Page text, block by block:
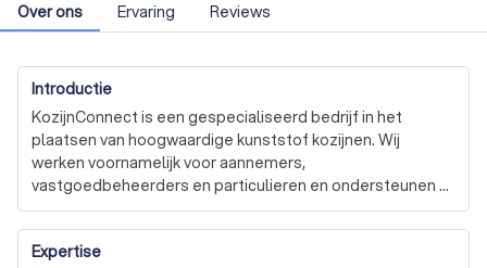
Over ons Ervaring Reviews
Introductie
KozijnConnect is een gespecialiseerd bedrijf in het
plaatsen van hoogwaardige kunststof kozijnen. Wij
werken voornamelijk voor aannemers,
vastgoedbeheerders en particulieren en ondersteunen
hen met betrouwbare oplossingen voor nieuwbouw- en
renovatieprojecten.
Expertise